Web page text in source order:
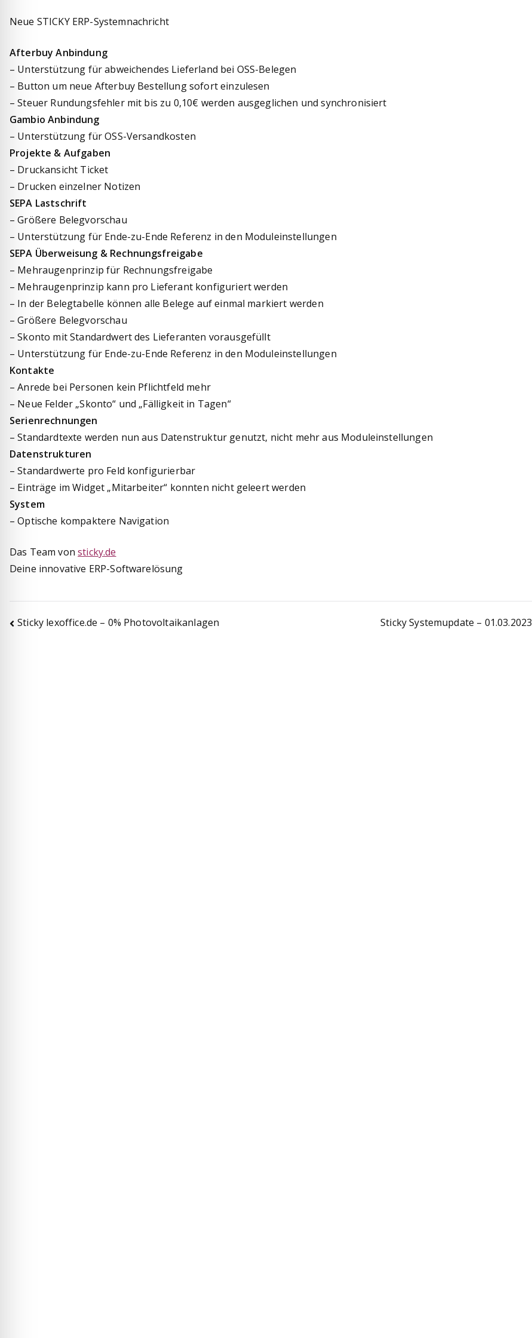
Neue STICKY ERP-Systemnachricht
Afterbuy Anbindung
– Unterstützung für abweichendes Lieferland bei OSS-Belegen
– Button um neue Afterbuy Bestellung sofort einzulesen
– Steuer Rundungsfehler mit bis zu 0,10€ werden ausgeglichen und synchronisiert
Gambio Anbindung
– Unterstützung für OSS-Versandkosten
Projekte & Aufgaben
– Druckansicht Ticket
– Drucken einzelner Notizen
SEPA Lastschrift
– Größere Belegvorschau
– Unterstützung für Ende-zu-Ende Referenz in den Moduleinstellungen
SEPA Überweisung & Rechnungsfreigabe
– Mehraugenprinzip für Rechnungsfreigabe
– Mehraugenprinzip kann pro Lieferant konfiguriert werden
– In der Belegtabelle können alle Belege auf einmal markiert werden
– Größere Belegvorschau
– Skonto mit Standardwert des Lieferanten vorausgefüllt
– Unterstützung für Ende-zu-Ende Referenz in den Moduleinstellungen
Kontakte
– Anrede bei Personen kein Pflichtfeld mehr
– Neue Felder „Skonto“ und „Fälligkeit in Tagen“
Serienrechnungen
– Standardtexte werden nun aus Datenstruktur genutzt, nicht mehr aus Moduleinstellungen
Datenstrukturen
– Standardwerte pro Feld konfigurierbar
– Einträge im Widget „Mitarbeiter“ konnten nicht geleert werden
System
– Optische kompaktere Navigation
Das Team vonsticky.de
Deine innovative ERP-Softwarelösung
Beitragsnavigation
Sticky lexoffice.de – 0% Photovoltaikanlagen Sticky Systemupdate – 01.03.2023